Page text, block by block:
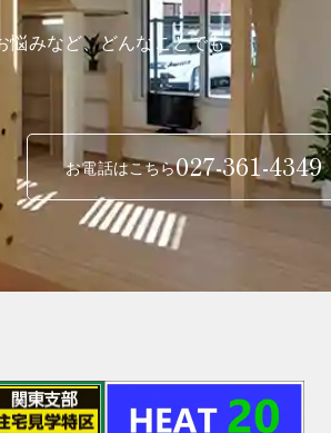
悩みなど、どんなことでも
お電話はこちら027-361-4349